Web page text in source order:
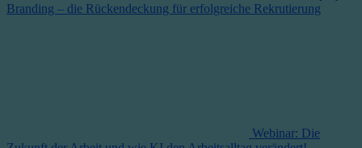
Branding – die Rückendeckung für erfolgreiche Rekrutierung
Webinar: Die